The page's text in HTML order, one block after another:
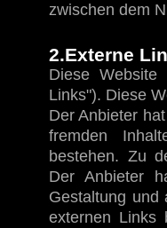
zwischen dem
2.Externe
Diese Website
Links"). Diese
Der Anbieter
fremden
bestehen. Zu
Der Anbieter
Gestaltung und
externen Links